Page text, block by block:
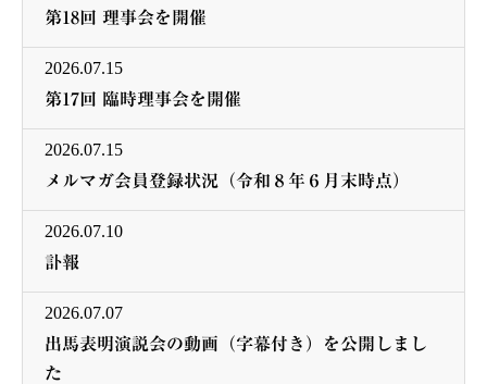
第18回 理事会を開催
2026.07.15
第17回 臨時理事会を開催
2026.07.15
メルマガ会員登録状況（令和８年６月末時点）
2026.07.10
訃報
2026.07.07
出馬表明演説会の動画（字幕付き）を公開しまし
た